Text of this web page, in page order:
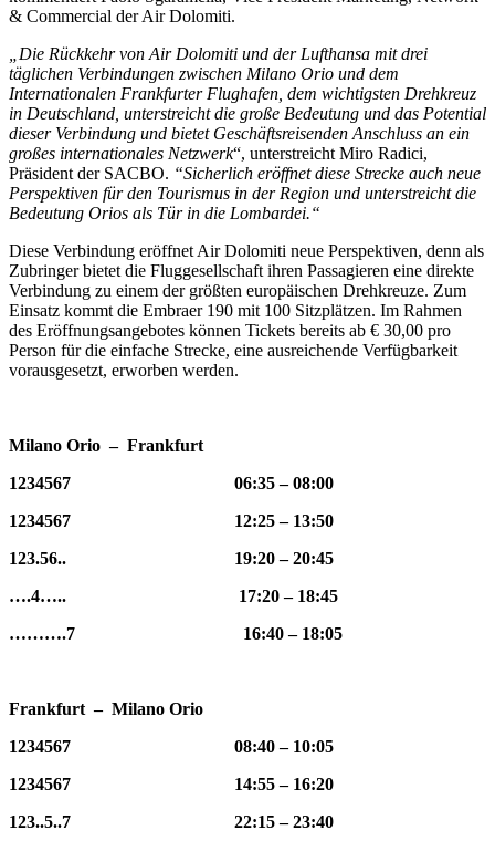
& Commercial der Air Dolomiti.
„Die Rückkehr von Air Dolomiti und der Lufthansa mit drei
täglichen Verbindungen zwischen Milano Orio und dem
Internationalen Frankfurter Flughafen, dem wichtigsten Drehkreuz
in Deutschland, unterstreicht die große Bedeutung und das Potential
dieser Verbindung und bietet Geschäftsreisenden Anschluss an ein
großes internationales Netzwerk“, unterstreicht Miro Radici,
Präsident der SACBO. “Sicherlich eröffnet diese Strecke auch neue
Perspektiven für den Tourismus in der Region und unterstreicht die
Bedeutung Orios als Tür in die Lombardei.“
Diese Verbindung eröffnet Air Dolomiti neue Perspektiven, denn als
Zubringer bietet die Fluggesellschaft ihren Passagieren eine direkte
Verbindung zu einem der größten europäischen Drehkreuze. Zum
Einsatz kommt die Embraer 190 mit 100 Sitzplätzen. Im Rahmen
des Eröffnungsangebotes können Tickets bereits ab € 30,00 pro
Person für die einfache Strecke, eine ausreichende Verfügbarkeit
vorausgesetzt, erworben werden.
Milano Orio – Frankfurt
1234567 06:35 – 08:00
1234567 12:25 – 13:50
123.56.. 19:20 – 20:45
….4….. 17:20 – 18:45
……….7 16:40 – 18:05
Frankfurt – Milano Orio
1234567 08:40 – 10:05
1234567 14:55 – 16:20
123..5..7 22:15 – 23:40